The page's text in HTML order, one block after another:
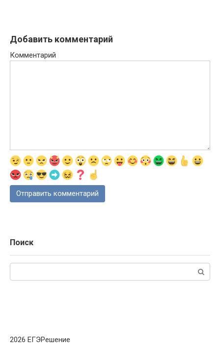
Добавить комментарий
Комментарий
Поиск
2026 ЕГЭРешение